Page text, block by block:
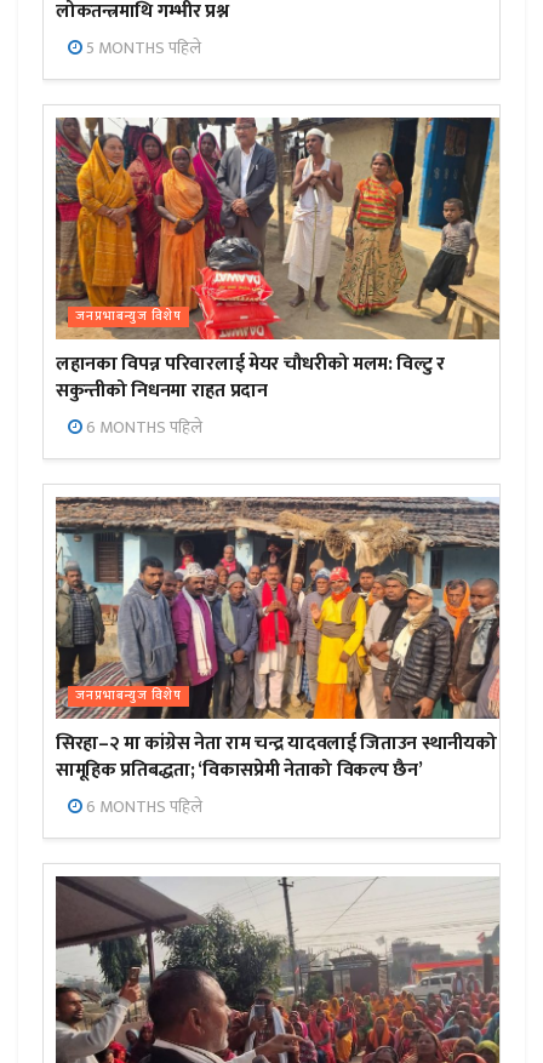
लोकतन्त्रमाथि गम्भीर प्रश्न
5 MONTHS पहिले
जनप्रभाबन्युज विशेष
लहानका विपन्न परिवारलाई मेयर चौधरीको मलम: विल्टु र
सकुन्तीको निधनमा राहत प्रदान
6 MONTHS पहिले
जनप्रभाबन्युज विशेष
सिरहा–२ मा कांग्रेस नेता राम चन्द्र यादवलाई जिताउन स्थानीयको
सामूहिक प्रतिबद्धता; ‘विकासप्रेमी नेताको विकल्प छैन’
6 MONTHS पहिले